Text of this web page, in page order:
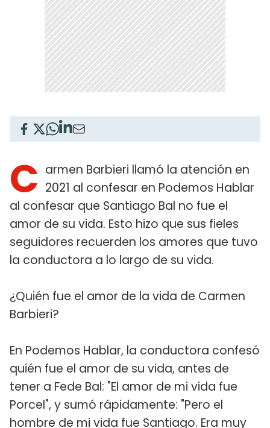
C armen Barbieri llamó la atención en
2021 al confesar en Podemos Hablar
al confesar que Santiago Bal no fue el
amor de su vida. Esto hizo que sus fieles
seguidores recuerden los amores que tuvo
la conductora a lo largo de su vida.
¿Quién fue el amor de la vida de Carmen
Barbieri?
En Podemos Hablar, la conductora confesó
quién fue el amor de su vida, antes de
tener a Fede Bal: "El amor de mi vida fue
Porcel", y sumó rápidamente: "Pero el
hombre de mi vida fue Santiago. Era muy